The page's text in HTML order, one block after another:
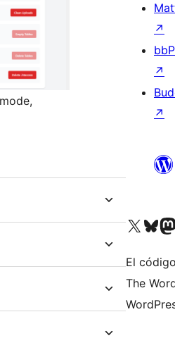
↗
↗
↗
Visita nuestra cuenta de X
Visita nuestra
El
The